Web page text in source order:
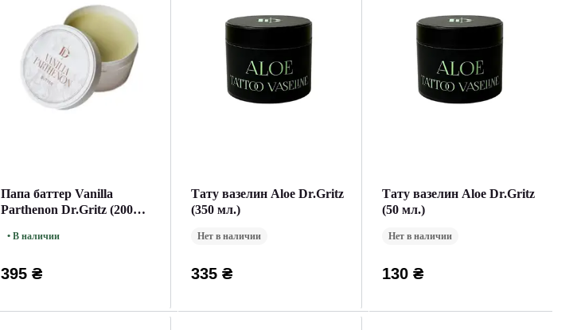
Папа баттер Vanilla
Parthenon Dr.Gritz (200
• В наличии
395 ₴
Тату вазелин Aloe Dr.Gritz
(350 мл.)
Нет в наличии
335 ₴
Тату вазелин Aloe Dr.Gritz
(50 мл.)
Нет в наличии
130 ₴